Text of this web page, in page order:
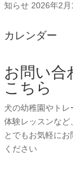
知らせ 2026年2月
カレンダー
お問い合
こちら
犬の幼稚園やトレ
体験レッスンなど
とでもお気軽にお
ください